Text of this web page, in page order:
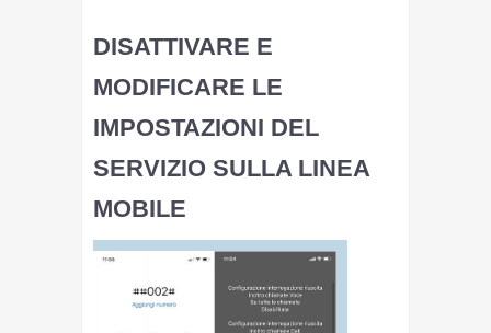
DISATTIVARE E
MODIFICARE LE
IMPOSTAZIONI DEL
SERVIZIO SULLA LINEA
MOBILE